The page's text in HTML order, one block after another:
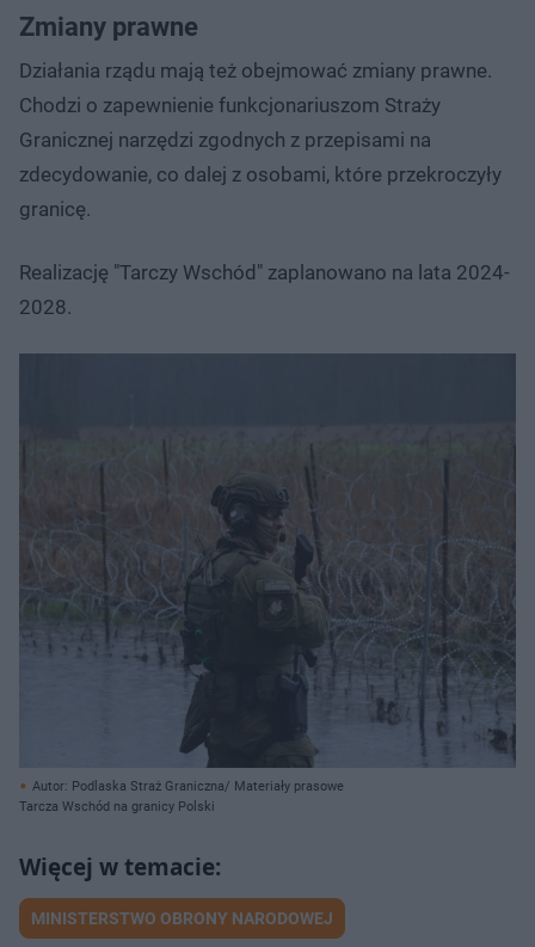
Zmiany prawne
Działania rządu mają też obejmować zmiany prawne.
Chodzi o zapewnienie funkcjonariuszom Straży
Granicznej narzędzi zgodnych z przepisami na
zdecydowanie, co dalej z osobami, które przekroczyły
granicę.
Realizację "Tarczy Wschód" zaplanowano na lata 2024-
2028.
Autor: Podlaska Straż Graniczna/ Materiały prasowe
Tarcza Wschód na granicy Polski
MINISTERSTWO OBRONY NARODOWEJ